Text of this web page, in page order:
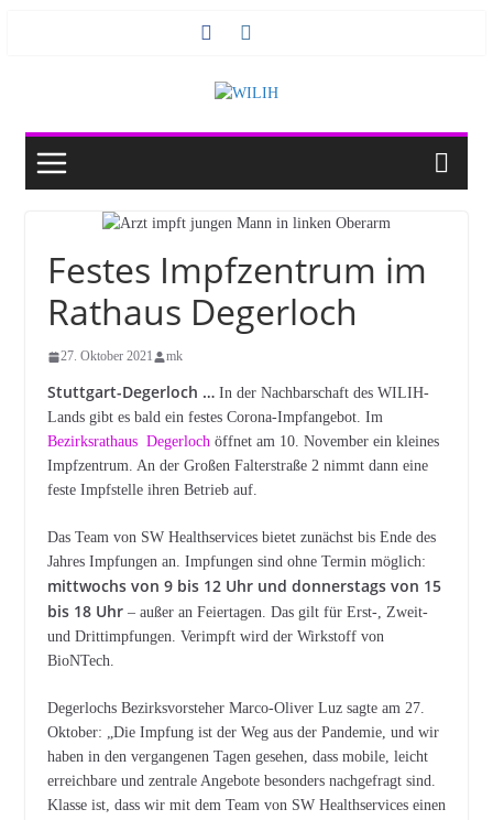
Festes Impfzentrum im
Rathaus Degerloch
27. Oktober 2021 mk
Stuttgart-Degerloch …In der Nachbarschaft des WILIH-
Lands gibt es bald ein festes Corona-Impfangebot. Im
Bezirksrathaus Degerlochöffnet am 10. November ein kleines
Impfzentrum. An der Großen Falterstraße 2 nimmt dann eine
feste Impfstelle ihren Betrieb auf.
Das Team von SW Healthservices bietet zunächst bis Ende des
Jahres Impfungen an. Impfungen sind ohne Termin möglich:
mittwochs von 9 bis 12 Uhr und donnerstags von 15
bis 18 Uhr– außer an Feiertagen. Das gilt für Erst‐, Zweit‐
und Drittimpfungen. Verimpft wird der Wirkstoff von
BioNTech.
Degerlochs Bezirksvorsteher Marco-Oliver Luz sagte am 27.
Oktober: „Die Impfung ist der Weg aus der Pandemie, und wir
haben in den vergangenen Tagen gesehen, dass mobile, leicht
erreichbare und zentrale Angebote besonders nachgefragt sind.
Klasse ist, dass wir mit dem Team von SW Healthservices einen